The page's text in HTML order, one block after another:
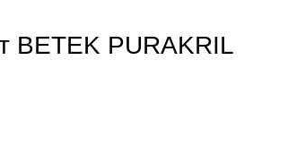
BETEK PURAKRIL